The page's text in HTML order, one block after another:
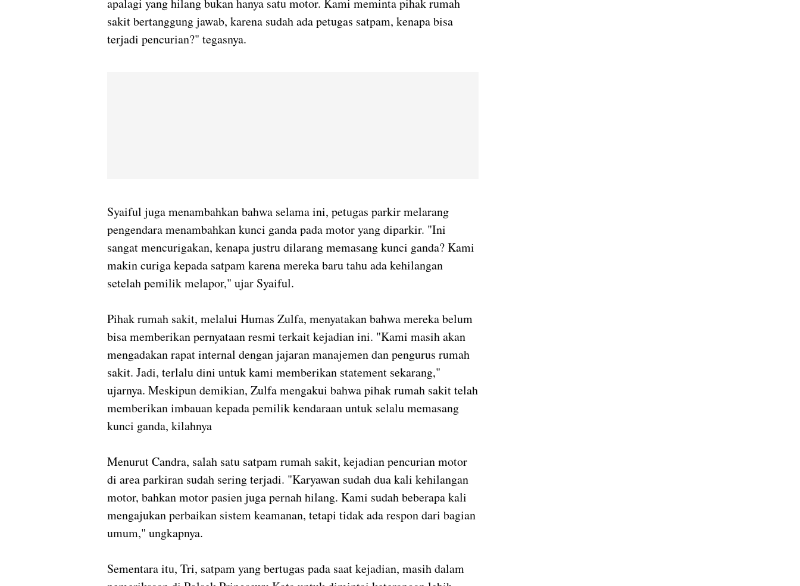
apalagi yang hilang bukan hanya satu motor. Kami meminta pihak rumah
sakit bertanggung jawab, karena sudah ada petugas satpam, kenapa bisa
terjadi pencurian?" tegasnya.
Syaiful juga menambahkan bahwa selama ini, petugas parkir melarang
pengendara menambahkan kunci ganda pada motor yang diparkir. "Ini
sangat mencurigakan, kenapa justru dilarang memasang kunci ganda? Kami
makin curiga kepada satpam karena mereka baru tahu ada kehilangan
setelah pemilik melapor," ujar Syaiful.
Pihak rumah sakit, melalui Humas Zulfa, menyatakan bahwa mereka belum
bisa memberikan pernyataan resmi terkait kejadian ini. "Kami masih akan
mengadakan rapat internal dengan jajaran manajemen dan pengurus rumah
sakit. Jadi, terlalu dini untuk kami memberikan statement sekarang,"
ujarnya. Meskipun demikian, Zulfa mengakui bahwa pihak rumah sakit telah
memberikan imbauan kepada pemilik kendaraan untuk selalu memasang
kunci ganda, kilahnya
Menurut Candra, salah satu satpam rumah sakit, kejadian pencurian motor
di area parkiran sudah sering terjadi. "Karyawan sudah dua kali kehilangan
motor, bahkan motor pasien juga pernah hilang. Kami sudah beberapa kali
mengajukan perbaikan sistem keamanan, tetapi tidak ada respon dari bagian
umum," ungkapnya.
Sementara itu, Tri, satpam yang bertugas pada saat kejadian, masih dalam